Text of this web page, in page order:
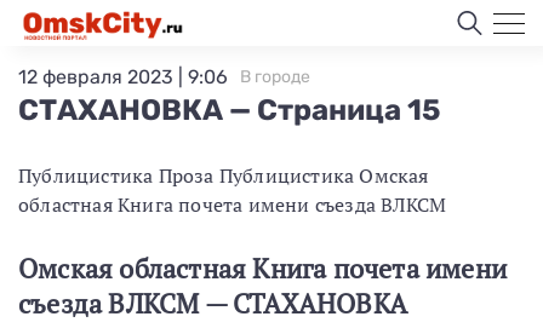
СТАХАНОВКА — Страница 15
12 февраля 2023 | 9:06 В городе
Публицистика Проза Публицистика Омская
областная Книга почета имени съезда ВЛКСМ
Омская областная Книга почета имени
съезда ВЛКСМ — СТАХАНОВКА